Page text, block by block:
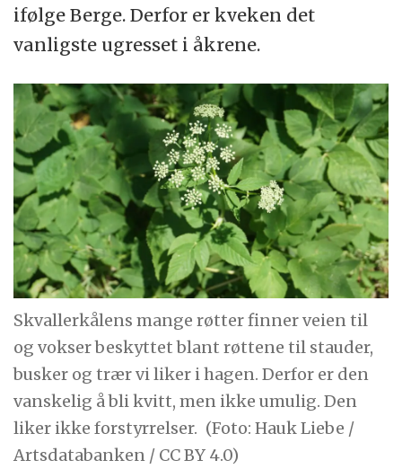
ifølge Berge. Derfor er kveken det
vanligste ugresset i åkrene.
Skvallerkålens mange røtter finner veien til
og vokser beskyttet blant røttene til stauder,
busker og trær vi liker i hagen. Derfor er den
vanskelig å bli kvitt, men ikke umulig. Den
liker ikke forstyrrelser. (Foto: Hauk Liebe /
Artsdatabanken / CC BY 4.0)